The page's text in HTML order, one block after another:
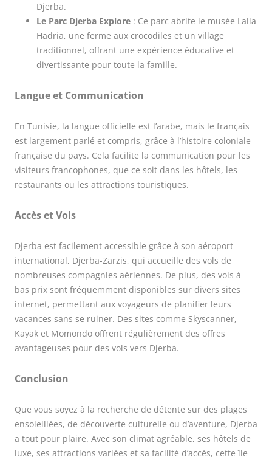
Djerba.
Le Parc Djerba Explore : Ce parc abrite le musée Lalla
Hadria, une ferme aux crocodiles et un village
traditionnel, offrant une expérience éducative et
divertissante pour toute la famille.
Langue et Communication
En Tunisie, la langue officielle est l’arabe, mais le français
est largement parlé et compris, grâce à l’histoire coloniale
française du pays. Cela facilite la communication pour les
visiteurs francophones, que ce soit dans les hôtels, les
restaurants ou les attractions touristiques.
Accès et Vols
Djerba est facilement accessible grâce à son aéroport
international, Djerba-Zarzis, qui accueille des vols de
nombreuses compagnies aériennes. De plus, des vols à
bas prix sont fréquemment disponibles sur divers sites
internet, permettant aux voyageurs de planifier leurs
vacances sans se ruiner. Des sites comme Skyscanner,
Kayak et Momondo offrent régulièrement des offres
avantageuses pour des vols vers Djerba.
Conclusion
Que vous soyez à la recherche de détente sur des plages
ensoleillées, de découverte culturelle ou d’aventure, Djerba
a tout pour plaire. Avec son climat agréable, ses hôtels de
luxe, ses attractions variées et sa facilité d’accès, cette île